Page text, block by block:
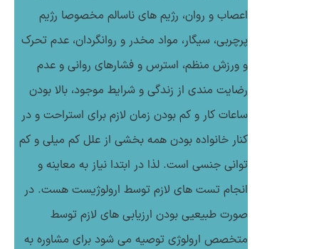
اعصاب و روان، رژیم های ناسالم مخصوصا رژیم
پرچربی، سیگار، مواد مخدر و روانگردان، عدم تحرک
و ورزش منظم، استرس و فشارهای روانی و عدم
رضایت مندی از زندگی و شرایط موجود، بالا بودن
ساعات کار و کم بودن زمان لازم برای استراحت و در
کنار خانواده بودن همه بخشی از علل کم میلی و کم
توانی جنسی است. لذا در ابتدا نیاز به معاینه و
انجام تست های لازم توسط ارولوژیست هست. در
صورت طبیعیی بودن ارزیابی های لازم توسط
متخصص ارولوژی توصیه می شود برای مشاوره به